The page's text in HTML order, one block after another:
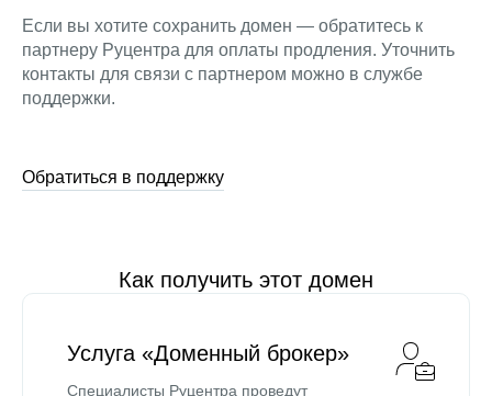
Если вы хотите сохранить домен — обратитесь к
партнеру Руцентра для оплаты продления. Уточнить
контакты для связи с партнером можно в службе
поддержки.
Обратиться в поддержку
Как получить этот домен
Услуга «Доменный брокер»
Специалисты Руцентра проведут